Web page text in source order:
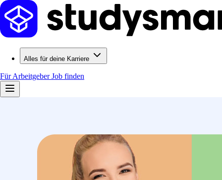
Alles für deine Karriere
Für ArbeitgeberJob finden